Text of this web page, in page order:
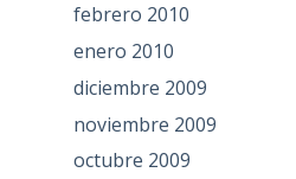
febrero 2010
enero 2010
diciembre 2009
noviembre 2009
octubre 2009